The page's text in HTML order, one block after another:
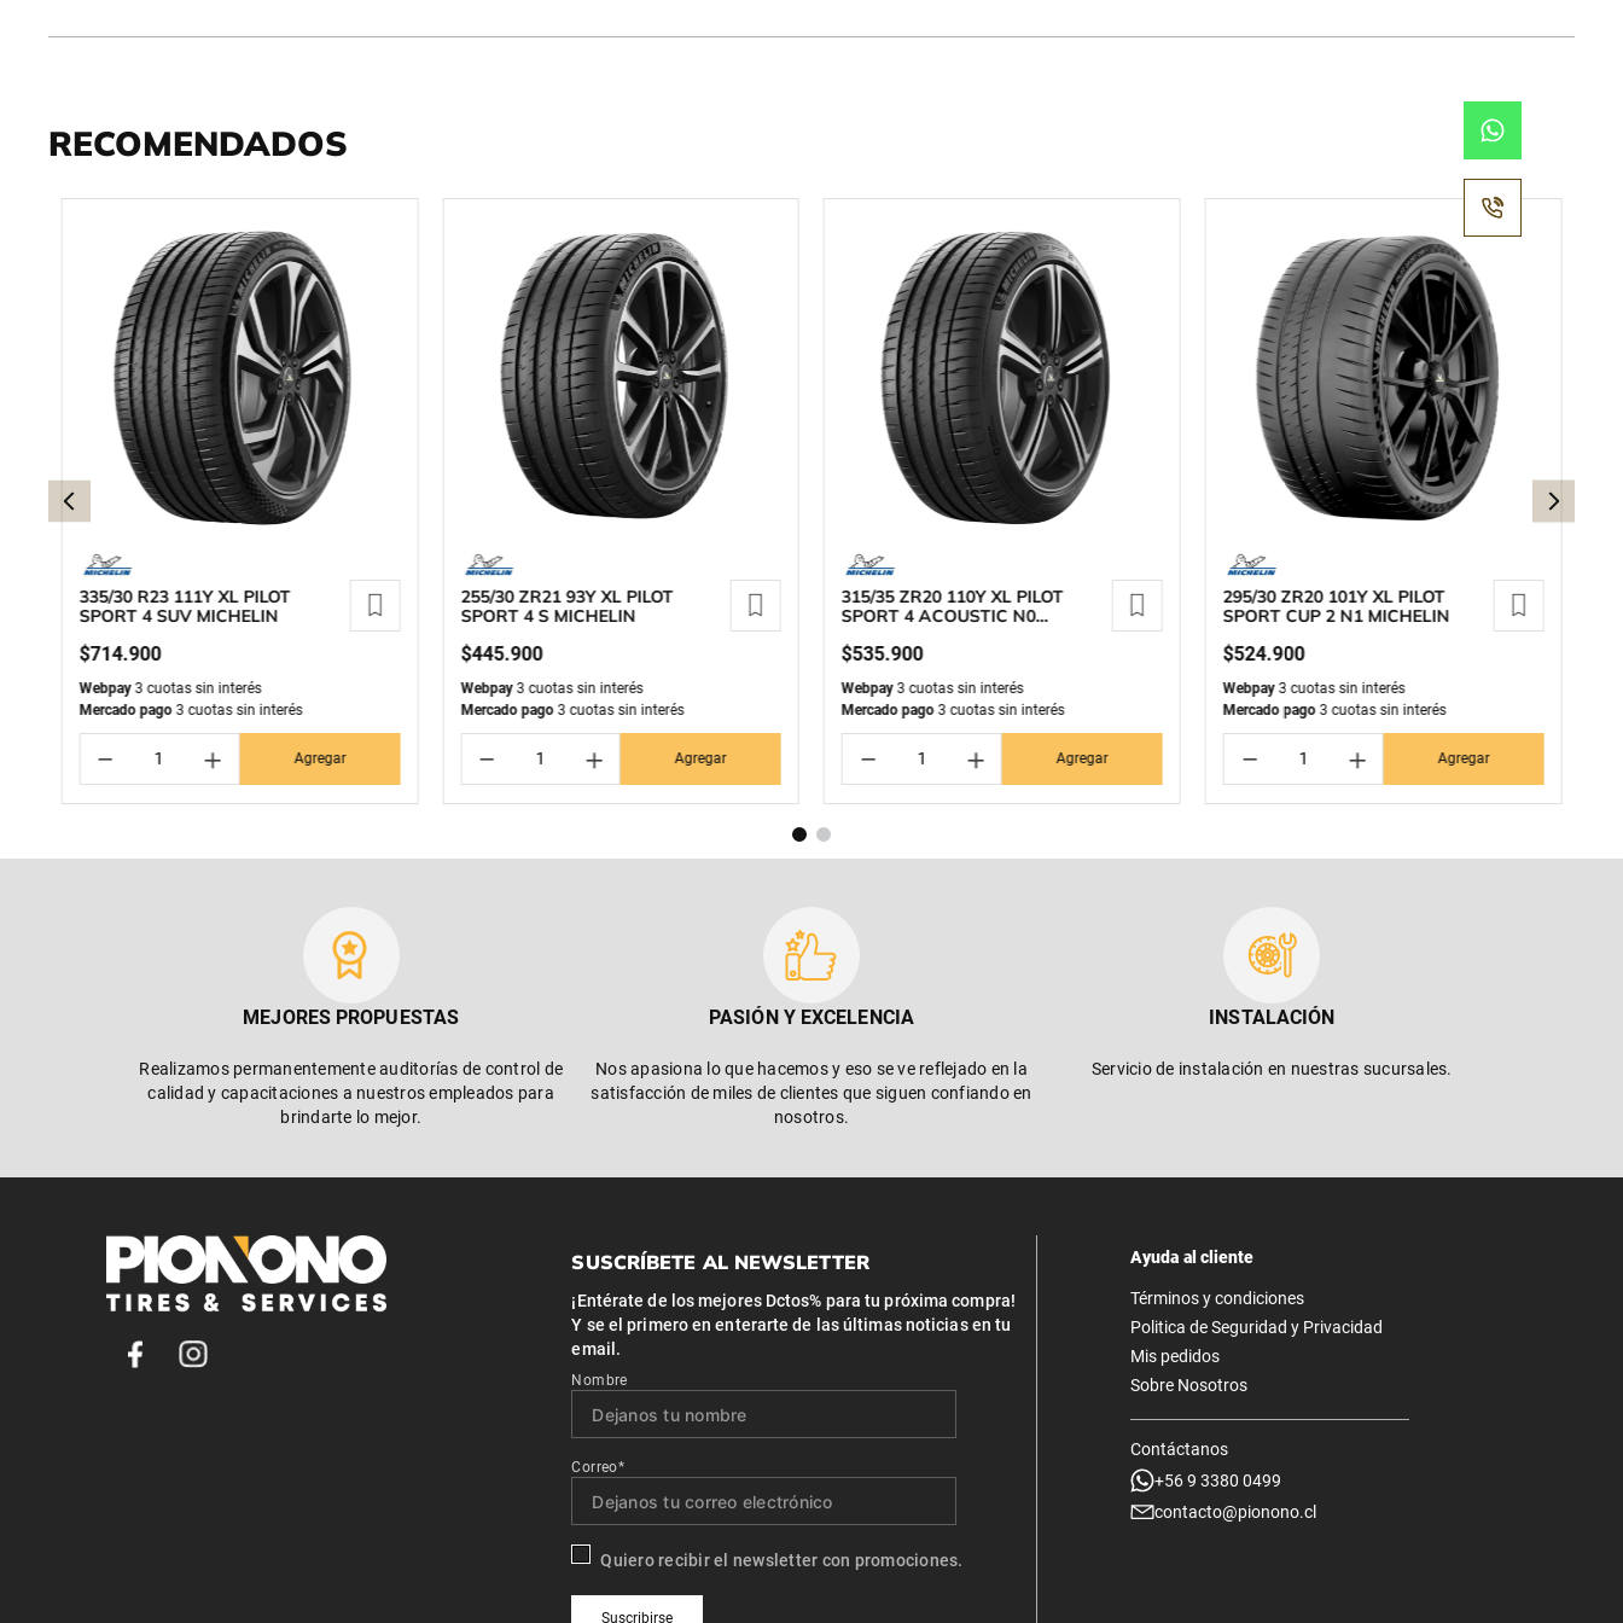
RECOMENDADOS
335/30 R23 111Y XL PILOT
SPORT 4 SUV MICHELIN
$714.900
Webpay3 cuotas sin interés
Mercado pago3 cuotas sin interés
＋
－ Agregar
255/30 ZR21 93Y XL PILOT
SPORT 4 S MICHELIN
$445.900
Webpay3 cuotas sin interés
Mercado pago3 cuotas sin interés
＋
－ Agregar
315/35 ZR20 110Y XL PILOT
SPORT 4 ACOUSTIC N0
$535.900
Webpay 3 cuotas sin interés
Mercado pago 3 cuotas sin interés
＋
－ Agregar
295/30 ZR20 101Y XL PILOT
SPORT CUP 2 N1 MICHELIN
$524.900
Webpay3 cuotas sin interés
Mercado pago3 cuotas sin interés
＋
－ Agregar
MEJORES PROPUESTAS
Realizamos permanentemente auditorías de control de
calidad y capacitaciones a nuestros empleados para
brindarte lo mejor.
PASIÓN Y EXCELENCIA
Nos apasiona lo que hacemos y eso se ve reflejado en la
satisfacción de miles de clientes que siguen confiando en
nosotros.
INSTALACIÓN
Servicio de instalación en nuestras sucursales.
SUSCRÍBETE AL NEWSLETTER
¡Entérate de los mejores Dctos% para tu próxima compra!
Y se el primero en enterarte de las últimas noticias en tu
email.
Nombre
Correo*
Quiero recibir el newsletter con promociones.
Suscribirse
Ayuda al cliente
Términos y condiciones
Politica de Seguridad y Privacidad
Mis pedidos
Sobre Nosotros
Contáctanos
+56 9 3380 0499
contacto@pionono.cl